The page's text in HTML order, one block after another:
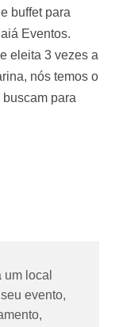
buffet para
Eventos.
eleita 3 vezes a
nós temos o
para
local
evento,